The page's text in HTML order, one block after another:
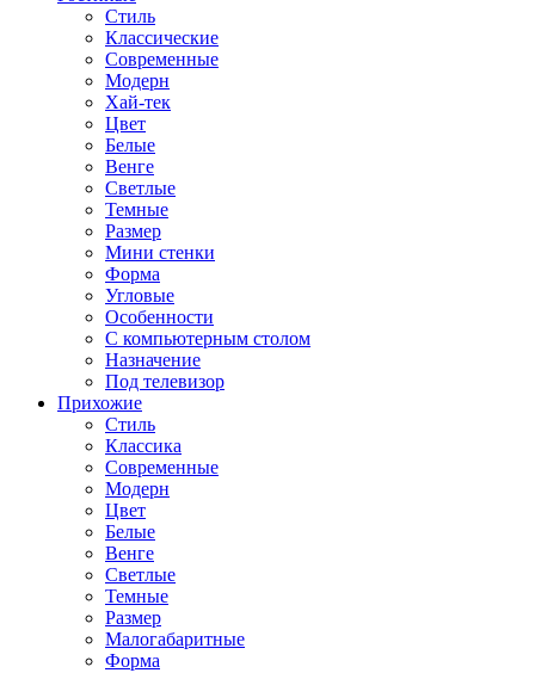
Стиль
Классические
Современные
Модерн
Хай-тек
Цвет
Белые
Венге
Светлые
Темные
Размер
Мини стенки
Форма
Угловые
Особенности
С компьютерным столом
Назначение
Под телевизор
Прихожие
Стиль
Классика
Современные
Модерн
Цвет
Белые
Венге
Светлые
Темные
Размер
Малогабаритные
Форма